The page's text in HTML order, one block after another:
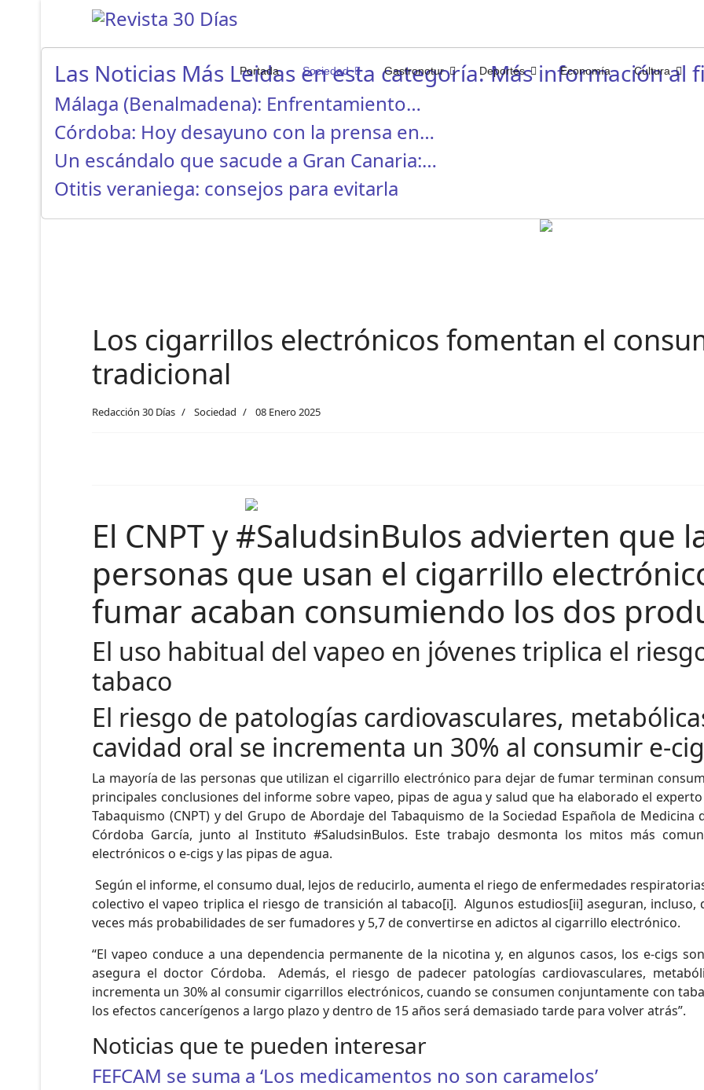
Portada Sociedad Gastronotur Deportes Economía Cultura
Las Noticias Más Leidas en esta categoría. Más información al
Málaga (Benalmadena): Enfrentamiento…
Córdoba: Hoy desayuno con la prensa en…
Un escándalo que sacude a Gran Canaria:…
Otitis veraniega: consejos para evitarla
Los cigarrillos electrónicos fomentan el
tradicional
Redacción 30 Días Sociedad 08 Enero 2025
El CNPT y #SaludsinBulos advierten que
personas que usan el cigarrillo
fumar acaban consumiendo los dos
El uso habitual del vapeo en jóvenes triplica el
tabaco
El riesgo de patologías cardiovasculares,
cavidad oral se incrementa un 30% al consumir e-
La mayoría de las personas que utilizan el cigarrillo electrónico para dejar de fumar terminan
principales conclusiones del informe sobre vapeo, pipas de agua y salud que ha elaborado el
Tabaquismo (CNPT) y del Grupo de Abordaje del Tabaquismo de la Sociedad Española de
Córdoba García, junto al Instituto #SaludsinBulos. Este trabajo desmonta los mitos más
electrónicos o e-cigs y las pipas de agua.
Según el informe, el consumo dual, lejos de reducirlo, aumenta el riego de enfermedades
colectivo el vapeo triplica el riesgo de transición al tabaco[i]. Algunos estudios[ii] aseguran, incluso,
veces más probabilidades de ser fumadores y 5,7 de convertirse en adictos al cigarrillo electrónico.
“El vapeo conduce a una dependencia permanente de la nicotina y, en algunos casos, los e-cigs
asegura el doctor Córdoba. Además, el riesgo de padecer patologías cardiovasculares,
incrementa un 30% al consumir cigarrillos electrónicos, cuando se consumen conjuntamente con
los efectos cancerígenos a largo plazo y dentro de 15 años será demasiado tarde para volver atrás”.
Noticias que te pueden interesar
FEFCAM se suma a ‘Los medicamentos no son caramelos’